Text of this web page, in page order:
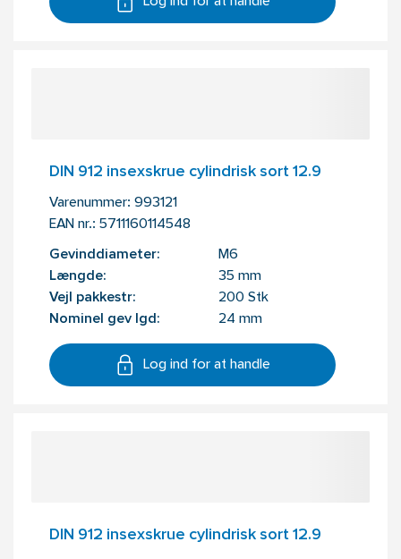
DIN 912 insexskrue cylindrisk sort 12.9
Varenummer: 993121
EAN nr.: 5711160114548
Gevinddiameter:
M6
Længde:
35 mm
Vejl pakkestr:
200 Stk
Nominel gev lgd:
24 mm
Log ind for at handle
DIN 912 insexskrue cylindrisk sort 12.9